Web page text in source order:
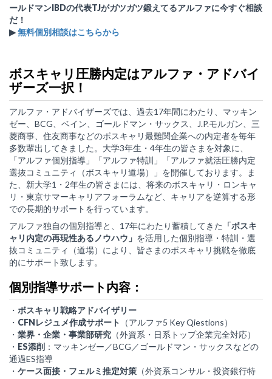
ールドマンIBDの代表TJがガツガツ鍛えてるアルファに今すぐ相談
だ！
▶無料個別相談はこちらから
ボスキャリ圧勝内定はアルファ・アドバイ
ザーズ一択！
アルファ・アドバイザーズでは、過去17年間にわたり、マッキン
ゼー、BCG、ベイン、ゴールドマン・サックス、J.P.モルガン、三
菱商事、住友商事などのボスキャリ最難関企業への内定者を毎年
多数輩出してきました。大学3年生・4年生の皆さまを対象に、
「アルファ個別指導」「アルファ特訓」「アルファ就活圧勝内定
選抜コミュニティ（ボスキャリ道場）」を開催しております。ま
た、新大学1・2年生の皆さまには、将来のボスキャリ・ロンキャ
リ・東京サマーキャリアフォーラムなど、キャリアを逆算する形
での長期的サポートを行っています。
アルファ独自の個別指導と、17年にわたり蓄積してきた 「ボスキ
ャリ内定の再現性あるノウハウ」 を活用した個別指導・特訓・選
抜コミュニティ（道場）により、皆さまのボスキャリ挑戦を徹底
的にサポート致します。
個別指導サポート内容：
・ ボスキャリ戦略アドバイザリー
・ CFNレジュメ作成サポート
（アルファ5 Key Qiestions）
・ 業界・企業・事業部研究 （外資系・日系トップ企業完全対応）
・ ES添削 ：マッキンゼー／BCG／ゴールドマン・サックスなどの
通過ES指導
・ ケース面接・フェルミ推定対策 （外資系コンサル・投資銀行特